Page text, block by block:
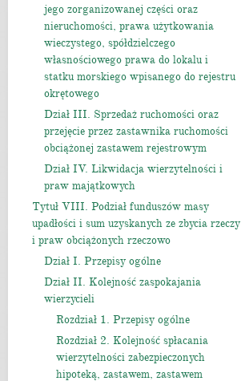
jego zorganizowanej części oraz
nieruchomości, prawa użytkowania
wieczystego, spółdzielczego
własnościowego prawa do lokalu i
statku morskiego wpisanego do rejestru
okrętowego
Dział III. Sprzedaż ruchomości oraz
przejęcie przez zastawnika ruchomości
obciążonej zastawem rejestrowym
Dział IV. Likwidacja wierzytelności i
praw majątkowych
Tytuł VIII. Podział funduszów masy
upadłości i sum uzyskanych ze zbycia rzeczy
i praw obciążonych rzeczowo
Dział I. Przepisy ogólne
Dział II. Kolejność zaspokajania
wierzycieli
Rozdział 1. Przepisy ogólne
Rozdział 2. Kolejność spłacania
wierzytelności zabezpieczonych
hipoteką, zastawem, zastawem